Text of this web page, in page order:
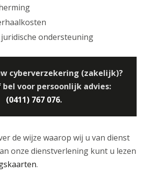
ondersteuning
cyberverzekering (zakelijk)?
bel voor persoonlijk advies:
(0411) 767 076.
de wijze waarop wij u van dienst
onze dienstverlening kunt u lezen
.